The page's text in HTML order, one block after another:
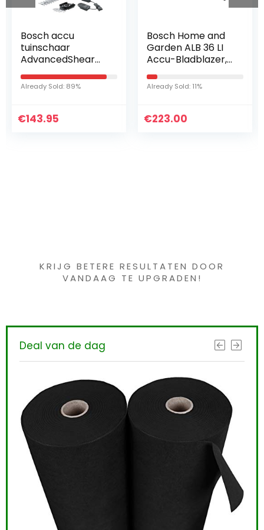
Bosch Home and
Garden ALB 36 LI
Accu-Bladblazer,
Accu, Oplader,
Doos,
Luchtsnelheid: 180-
Systeem, 2,0 Ah…
Already Sold: 11%
€223.00
Dehner Natura
wildvogelvoer,
messenbol, zonder
net, 100 stuks (10
kg)
Already Sold: 58%
€24.19
KRIJG BETERE RESULTATEN DOOR
VANDAAG TE UPGRADEN!
Deal van de dag